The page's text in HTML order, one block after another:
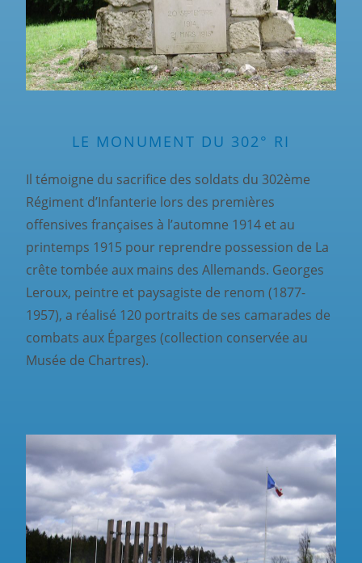
LE MONUMENT DU 302° RI
Il témoigne du sacrifice des soldats du 302ème
Régiment d’Infanterie lors des premières
offensives françaises à l’automne 1914 et au
printemps 1915 pour reprendre possession de La
crête tombée aux mains des Allemands. Georges
Leroux, peintre et paysagiste de renom (1877-
1957), a réalisé 120 portraits de ses camarades de
combats aux Éparges (collection conservée au
Musée de Chartres).